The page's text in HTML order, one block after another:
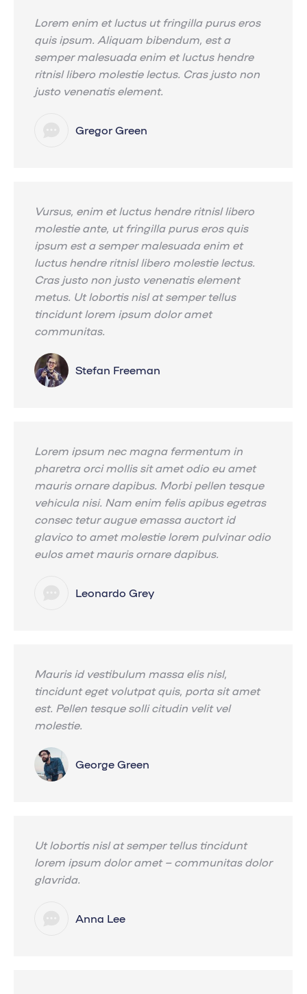
Gregor Green
Lorem enim et luctus ut fringilla purus eros
quis ipsum. Aliquam bibendum, est a
semper malesuada enim et luctus hendre
ritnisl libero molestie lectus. Cras justo non
justo venenatis element.
Stefan Freeman
Vursus, enim et luctus hendre ritnisl libero
molestie ante, ut fringilla purus eros quis
ipsum est a semper malesuada enim et
luctus hendre ritnisl libero molestie lectus.
Cras justo non justo venenatis element
metus. Ut lobortis nisl at semper tellus
tincidunt lorem ipsum dolor amet
communitas.
Leonardo Grey
Lorem ipsum nec magna fermentum in
pharetra orci mollis sit amet odio eu amet
mauris ornare dapibus. Morbi pellen tesque
vehicula nisi. Nam enim felis apibus egetras
consec tetur augue emassa auctort id
glavico to amet molestie lorem pulvinar odio
eulos amet mauris ornare dapibus.
George Green
Mauris id vestibulum massa elis nisl,
tincidunt eget volutpat quis, porta sit amet
est. Pellen tesque solli citudin velit vel
molestie.
Anna Lee
Ut lobortis nisl at semper tellus tincidunt
lorem ipsum dolor amet – communitas dolor
glavrida.